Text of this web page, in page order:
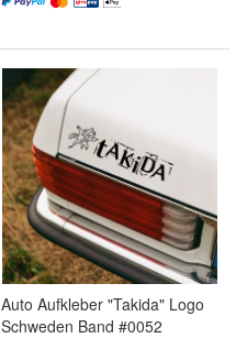
Auto Aufkleber "Takida" Logo
Schweden Band #0052